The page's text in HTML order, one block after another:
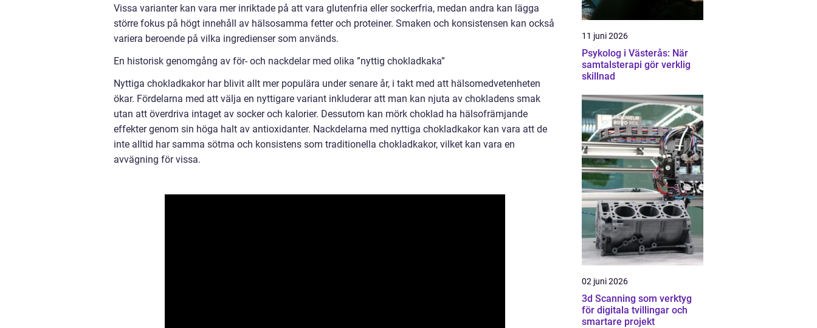
Vissa varianter kan vara mer inriktade på att vara glutenfria eller sockerfria, medan andra kan lägga
större fokus på högt innehåll av hälsosamma fetter och proteiner. Smaken och konsistensen kan också
variera beroende på vilka ingredienser som används.
En historisk genomgång av för- och nackdelar med olika ”nyttig chokladkaka”
Nyttiga chokladkakor har blivit allt mer populära under senare år, i takt med att hälsomedvetenheten
ökar. Fördelarna med att välja en nyttigare variant inkluderar att man kan njuta av chokladens smak
utan att överdriva intaget av socker och kalorier. Dessutom kan mörk choklad ha hälsofrämjande
effekter genom sin höga halt av antioxidanter. Nackdelarna med nyttiga chokladkakor kan vara att de
inte alltid har samma sötma och konsistens som traditionella chokladkakor, vilket kan vara en
avvägning för vissa.
11 juni 2026
Psykolog i Västerås: När
samtalsterapi gör verklig
skillnad
02 juni 2026
3d Scanning som verktyg
för digitala tvillingar och
smartare projekt